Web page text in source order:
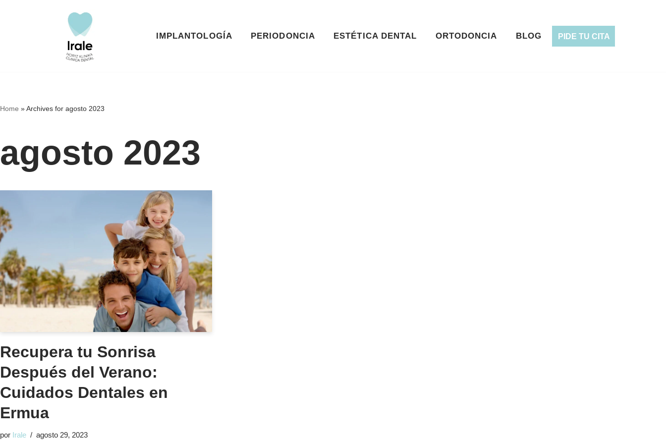
IMPLANTOLOGÍA PERIODONCIA ESTÉTICA DENTAL ORTODONCIA BLOG PIDE TU CITA
Home »Archives for agosto 2023
agosto 2023
Recupera tu Sonrisa
Después del Verano:
Cuidados Dentales en
Ermua
por Irale agosto 29, 2023